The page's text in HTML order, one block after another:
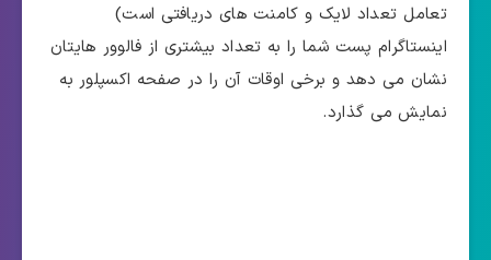
تعامل تعداد لایک و کامنت های دریافتی است)
اینستاگرام پست شما را به تعداد بیشتری از فالوور هایتان
نشان می دهد و برخی اوقات آن را در صفحه اکسپلور به
نمایش می گذارد.